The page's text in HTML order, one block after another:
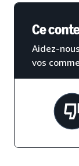
Ce
Aidez-
vos